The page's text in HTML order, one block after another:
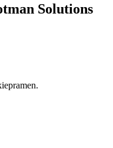
Solutions